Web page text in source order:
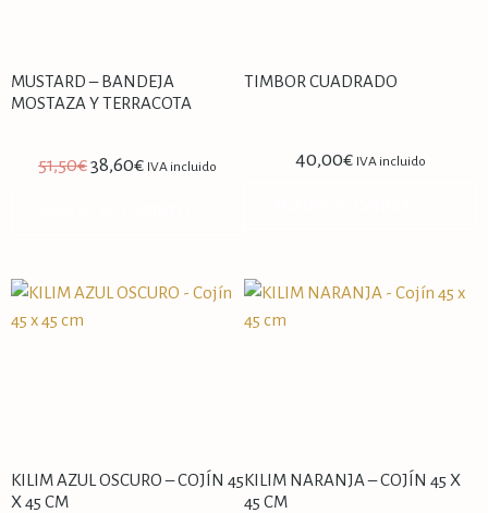
MUSTARD – BANDEJA
MOSTAZA Y TERRACOTA
51,50€38,60€ IVA incluido
TIMBOR CUADRADO
40,00€ IVA incluido
KILIM AZUL OSCURO – COJÍN 45
X 45 CM
KILIM NARANJA – COJÍN 45 X
45 CM